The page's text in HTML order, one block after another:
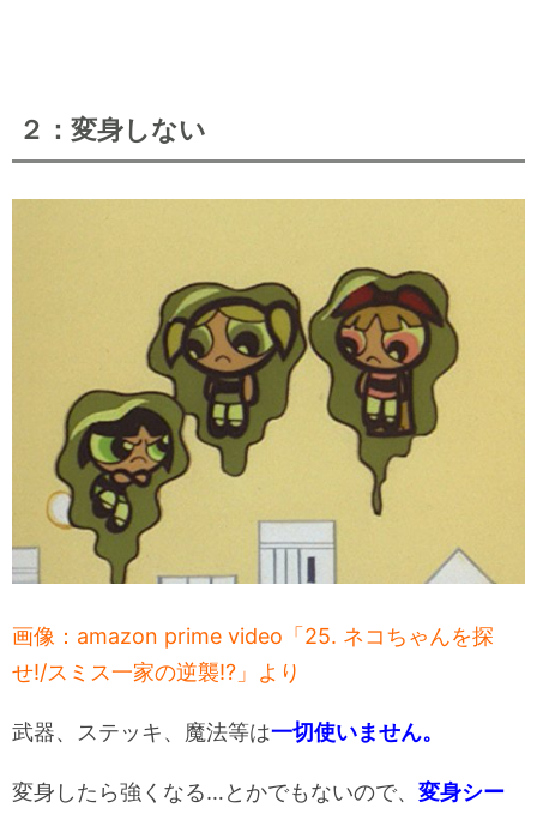
２：変身しない
画像：amazon prime video「25. ネコちゃんを探
せ!/スミス一家の逆襲!?」より
武器、ステッキ、魔法等は一切使いません。
変身したら強くなる…とかでもないので、 変身シー